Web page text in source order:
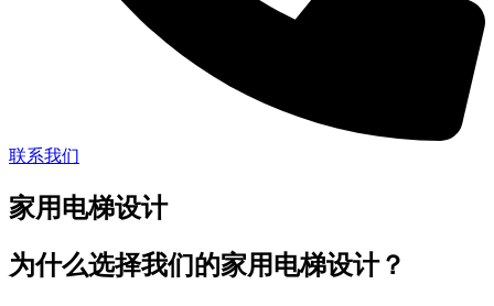
联系我们
家用电梯设计
为什么选择我们的家用电梯设计？